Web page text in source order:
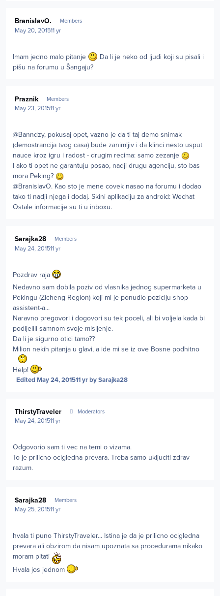
BranislavO. Members
May 20, 201511 yr
Imam jedno malo pitanje
Da li je neko od ljudi koji su pisali i
pišu na forumu u Šangaju?
Praznik Members
May 23, 201511 yr
@Banndzy, pokusaj opet, vazno je da ti taj demo snimak
(demostrancija tvog casa) bude zanimljiv i da klinci nesto usput
nauce kroz igru i radost - drugim recima: samo zezanje
I ako ti opet ne garantuju posao, nadji drugu agenciju, sto bas
mora Peking?
@BranislavO. Kao sto je mene covek nasao na forumu i dodao
tako ti nadji njega i dodaj. Skini aplikaciju za android: Wechat
Ostale informacije su ti u inboxu.
Sarajka28 Members
May 24, 201511 yr
Pozdrav raja
Nedavno sam dobila poziv od vlasnika jednog supermarketa u
Pekingu (Zicheng Region) koji mi je ponudio poziciju shop
assistent-a...
Naravno pregovori i dogovori su tek poceli, ali bi voljela kada bi
podijelili samnom svoje misljenje.
Da li je sigurno otici tamo??
Milion nekih pitanja u glavi, a ide mi se iz ove Bosne podhitno
Help!
Edited May 24, 201511 yrby Sarajka28
ThirstyTraveler Moderators
May 24, 201511 yr
Odgovorio sam ti vec na temi o vizama.
To je prilicno ocigledna prevara. Treba samo ukljuciti zdrav
razum.
Sarajka28 Members
May 25, 201511 yr
hvala ti puno ThirstyTraveler... Istina je da je prilicno ocigledna
prevara ali obzirom da nisam upoznata sa procedurama nikako
moram pitati
Hvala jos jednom